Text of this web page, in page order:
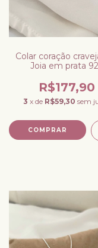
Colar coração
Joia em prata
R$177,90
3 x de R$59,30 sem